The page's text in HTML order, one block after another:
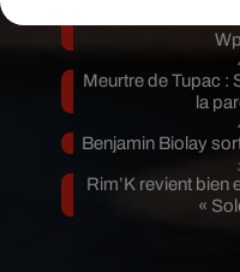
Meurtre de Tupac :
la
Benjamin Biolay
Rim’K revient bien
«